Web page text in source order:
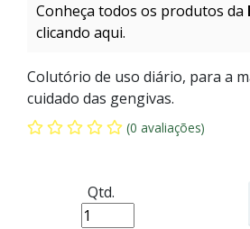
Conheça todos os produtos da
clicando aqui.
Colutório de uso diário, para a
cuidado das gengivas.
(0 avaliações)
Qtd.